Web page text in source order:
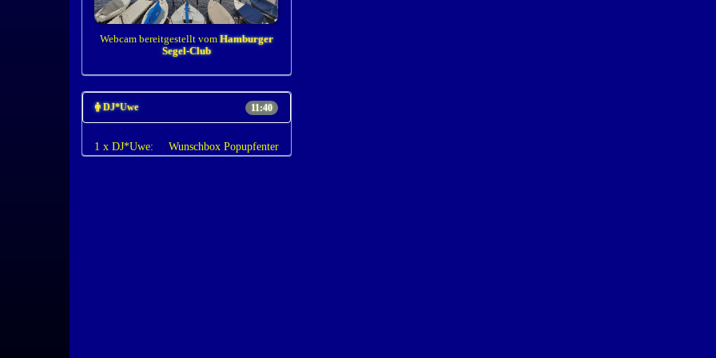
Webcam bereitgestellt vom Hamburger
Segel-Club
DJ*Uwe 11:40
1 x DJ*Uwe: Wunschbox Popupfenter